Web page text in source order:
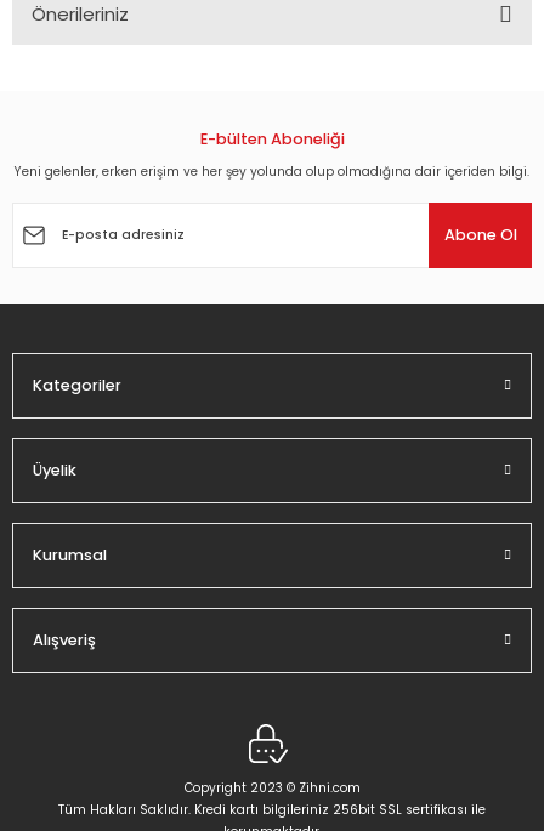
Önerileriniz
Görüş ve önerileriniz için teşekkür ederiz.
Ürün açıklamasında eksik bilgiler bulunuyor.
E-bülten Aboneliği
Yeni gelenler, erken erişim ve her şey yolunda olup olmadığına dair içeriden bilgi.
Abone Ol
Kategoriler
Üyelik
Kurumsal
Alışveriş
Copyright 2023 © Zihni.com
Tüm Hakları Saklıdır. Kredi kartı bilgileriniz 256bit SSL sertifikası ile